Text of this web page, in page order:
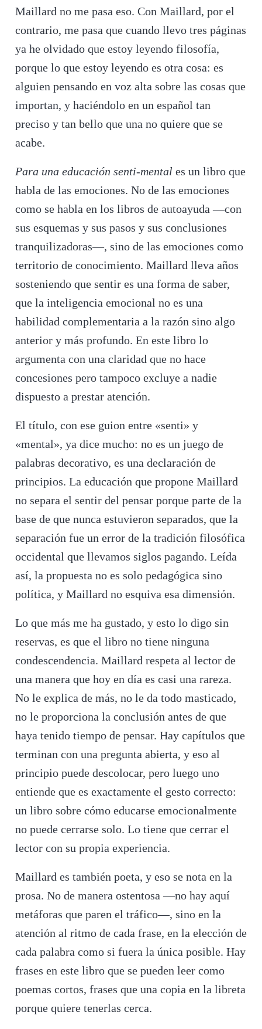
Maillard no me pasa eso. Con Maillard, por el
contrario, me pasa que cuando llevo tres páginas
ya he olvidado que estoy leyendo filosofía,
porque lo que estoy leyendo es otra cosa: es
alguien pensando en voz alta sobre las cosas que
importan, y haciéndolo en un español tan
preciso y tan bello que una no quiere que se
acabe.
Para una educación senti-mental es un libro que
habla de las emociones. No de las emociones
como se habla en los libros de autoayuda —con
sus esquemas y sus pasos y sus conclusiones
tranquilizadoras—, sino de las emociones como
territorio de conocimiento. Maillard lleva años
sosteniendo que sentir es una forma de saber,
que la inteligencia emocional no es una
habilidad complementaria a la razón sino algo
anterior y más profundo. En este libro lo
argumenta con una claridad que no hace
concesiones pero tampoco excluye a nadie
dispuesto a prestar atención.
El título, con ese guion entre «senti» y
«mental», ya dice mucho: no es un juego de
palabras decorativo, es una declaración de
principios. La educación que propone Maillard
no separa el sentir del pensar porque parte de la
base de que nunca estuvieron separados, que la
separación fue un error de la tradición filosófica
occidental que llevamos siglos pagando. Leída
así, la propuesta no es solo pedagógica sino
política, y Maillard no esquiva esa dimensión.
Lo que más me ha gustado, y esto lo digo sin
reservas, es que el libro no tiene ninguna
condescendencia. Maillard respeta al lector de
una manera que hoy en día es casi una rareza.
No le explica de más, no le da todo masticado,
no le proporciona la conclusión antes de que
haya tenido tiempo de pensar. Hay capítulos que
terminan con una pregunta abierta, y eso al
principio puede descolocar, pero luego uno
entiende que es exactamente el gesto correcto:
un libro sobre cómo educarse emocionalmente
no puede cerrarse solo. Lo tiene que cerrar el
lector con su propia experiencia.
Maillard es también poeta, y eso se nota en la
prosa. No de manera ostentosa —no hay aquí
metáforas que paren el tráfico—, sino en la
atención al ritmo de cada frase, en la elección de
cada palabra como si fuera la única posible. Hay
frases en este libro que se pueden leer como
poemas cortos, frases que una copia en la libreta
porque quiere tenerlas cerca.